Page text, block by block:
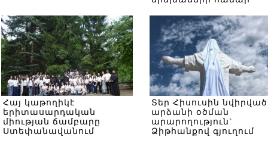
Հայ կաթողիկէ
երիտասարդական
միության ճամբարը
Ստեփանավանում
Տեր Հիսուսին նվիրված
արձանի օծման
արարողություն`
Ձիթհանքով գյուղում